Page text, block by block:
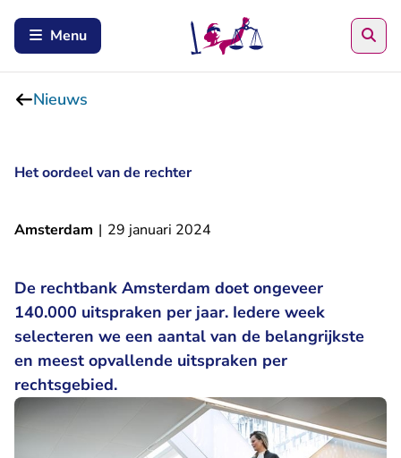
Menu
Nieuws
Het oordeel van de rechter
Amsterdam | 29 januari 2024
De rechtbank Amsterdam doet ongeveer
140.000 uitspraken per jaar. Iedere week
selecteren we een aantal van de belangrijkste
en meest opvallende uitspraken per
rechtsgebied.